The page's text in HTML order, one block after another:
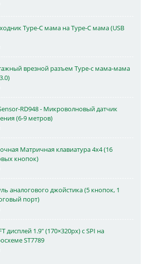
Type-C мама на Type-C мама (USB
врезной разъем Type-c мама-мама
RD948 - Микроволновый датчик
(6-9 метров)
Матричная клавиатура 4x4 (16
кнопок)
аналогового джойстика (5 кнопок, 1
порт)
дисплей 1.9" (170×320px) с SPI на
ST7789